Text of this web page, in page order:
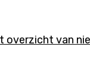
overzicht van